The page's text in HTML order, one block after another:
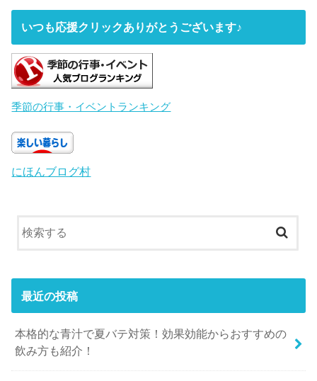
いつも応援クリックありがとうございます♪
季節の行事・イベントランキング
にほんブログ村
最近の投稿
本格的な青汁で夏バテ対策！効果効能からおすすめの
飲み方も紹介！